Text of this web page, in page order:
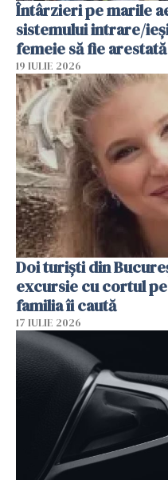
Întârzieri pe marile
sistemului intrare/
femeie să fie
19 IULIE 2026
Doi turiști din
excursie cu cortul
familia îi caută
17 IULIE 2026